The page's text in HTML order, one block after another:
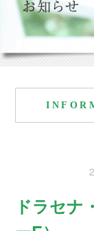
ドラセナ